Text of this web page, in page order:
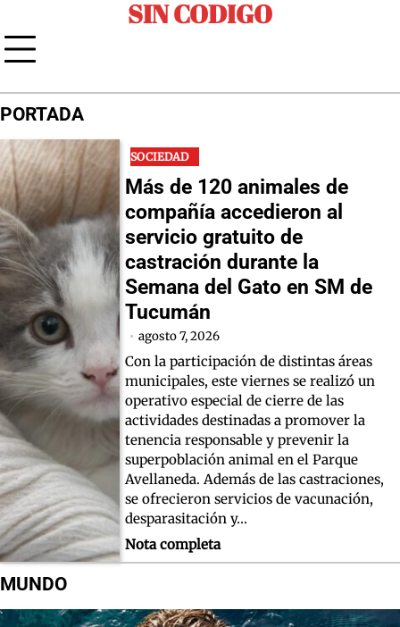
to
content
SIN CODIGO
PORTADA
SOCIEDAD
Más de 120 animales de
compañía accedieron al
servicio gratuito de
castración durante la
Semana del Gato en SM de
Tucumán
agosto 7, 2026
Con la participación de distintas áreas
municipales, este viernes se realizó un
operativo especial de cierre de las
actividades destinadas a promover la
tenencia responsable y prevenir la
superpoblación animal en el Parque
Avellaneda. Además de las castraciones,
se ofrecieron servicios de vacunación,
desparasitación y…
Nota completa
MUNDO